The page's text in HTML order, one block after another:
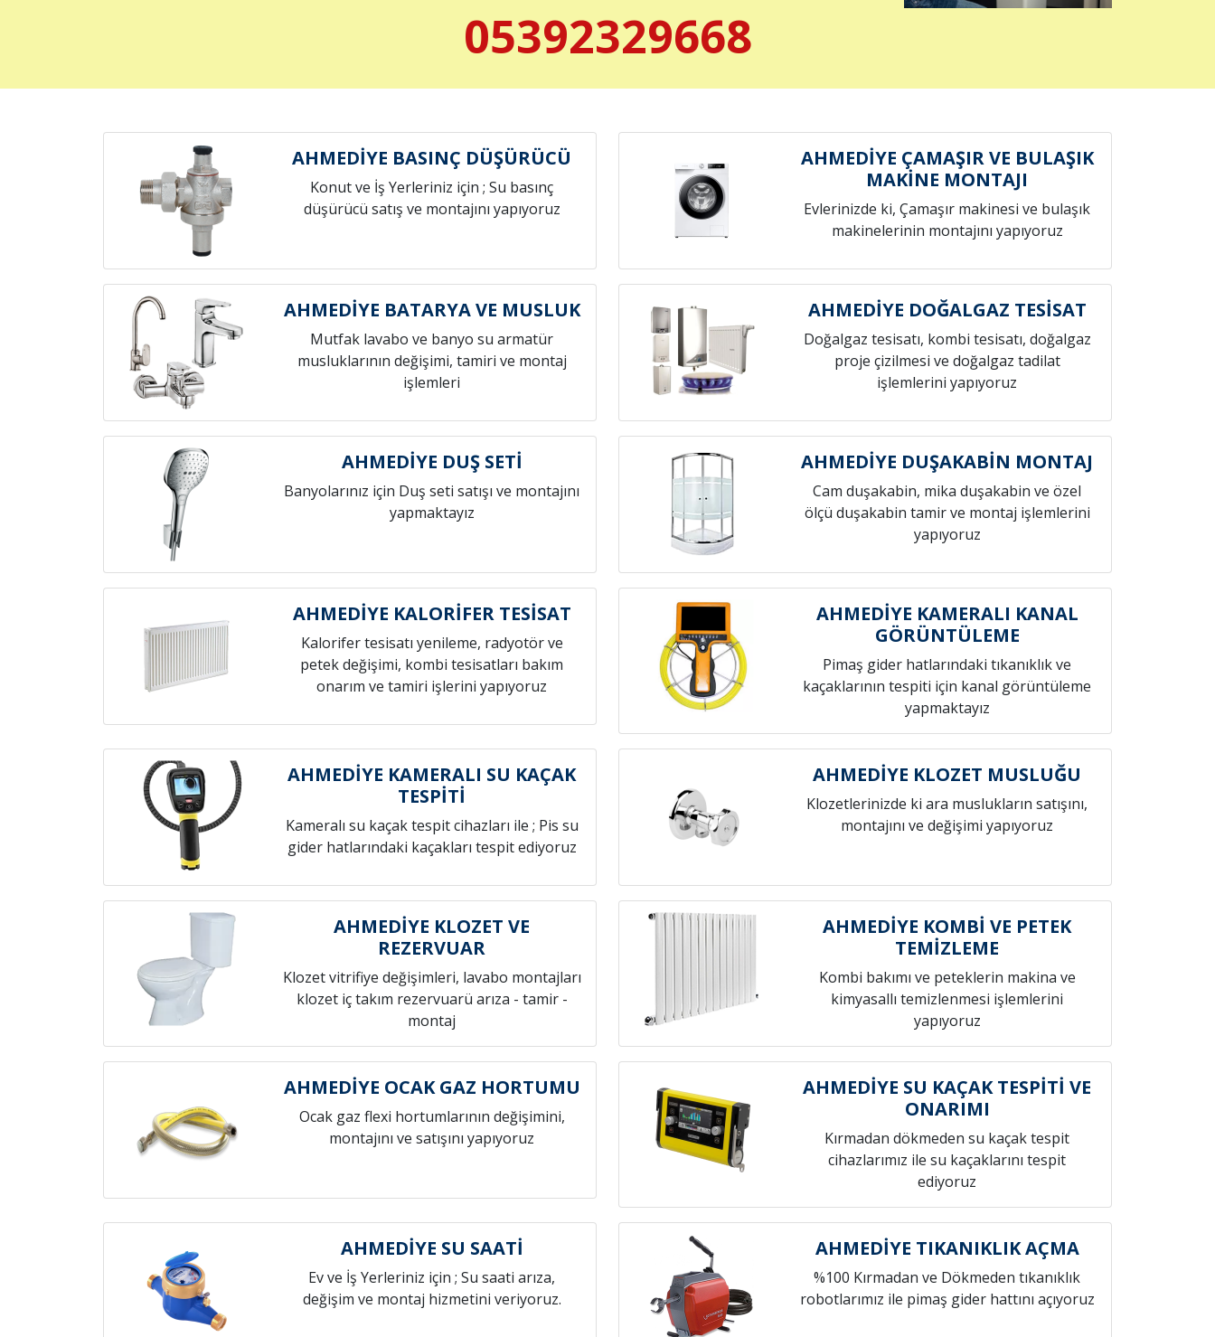
05392329668
AHMEDİYE BASINÇ DÜŞÜRÜCÜ
Konut ve İş Yerleriniz için ; Su basınç
düşürücü satış ve montajını yapıyoruz
AHMEDİYE ÇAMAŞIR VE BULAŞIK
MAKİNE MONTAJI
Evlerinizde ki, Çamaşır makinesi ve bulaşık
makinelerinin montajını yapıyoruz
AHMEDİYE BATARYA VE MUSLUK
Mutfak lavabo ve banyo su armatür
musluklarının değişimi, tamiri ve montaj
işlemleri
AHMEDİYE DOĞALGAZ TESİSAT
Doğalgaz tesisatı, kombi tesisatı, doğalgaz
proje çizilmesi ve doğalgaz tadilat
işlemlerini yapıyoruz
AHMEDİYE DUŞ SETİ
Banyolarınız için Duş seti satışı ve montajını
yapmaktayız
AHMEDİYE DUŞAKABİN MONTAJ
Cam duşakabin, mika duşakabin ve özel
ölçü duşakabin tamir ve montaj işlemlerini
yapıyoruz
AHMEDİYE KALORİFER TESİSAT
Kalorifer tesisatı yenileme, radyotör ve
petek değişimi, kombi tesisatları bakım
onarım ve tamiri işlerini yapıyoruz
AHMEDİYE KAMERALI KANAL
GÖRÜNTÜLEME
Pimaş gider hatlarındaki tıkanıklık ve
kaçaklarının tespiti için kanal görüntüleme
yapmaktayız
AHMEDİYE KAMERALI SU KAÇAK
TESPİTİ
Kameralı su kaçak tespit cihazları ile ; Pis su
gider hatlarındaki kaçakları tespit ediyoruz
AHMEDİYE KLOZET MUSLUĞU
Klozetlerinizde ki ara muslukların satışını,
montajını ve değişimi yapıyoruz
AHMEDİYE KLOZET VE
REZERVUAR
Klozet vitrifiye değişimleri, lavabo montajları
klozet iç takım rezervuarü arıza - tamir -
montaj
AHMEDİYE KOMBİ VE PETEK
TEMİZLEME
Kombi bakımı ve peteklerin makina ve
kimyasallı temizlenmesi işlemlerini
yapıyoruz
AHMEDİYE OCAK GAZ HORTUMU
Ocak gaz flexi hortumlarının değişimini,
montajını ve satışını yapıyoruz
AHMEDİYE SU KAÇAK TESPİTİ VE
ONARIMI
Kırmadan dökmeden su kaçak tespit
cihazlarımız ile su kaçaklarını tespit
ediyoruz
AHMEDİYE SU SAATİ
Ev ve İş Yerleriniz için ; Su saati arıza,
değişim ve montaj hizmetini veriyoruz.
AHMEDİYE TIKANIKLIK AÇMA
%100 Kırmadan ve Dökmeden tıkanıklık
robotlarımız ile pimaş gider hattını açıyoruz